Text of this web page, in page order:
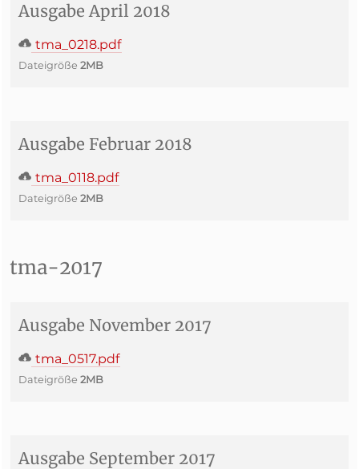
Ausgabe April 2018
tma_0218.pdf
Dateigröße 2MB
Ausgabe Februar 2018
tma_0118.pdf
Dateigröße 2MB
tma-2017
Ausgabe November 2017
tma_0517.pdf
Dateigröße 2MB
Ausgabe September 2017